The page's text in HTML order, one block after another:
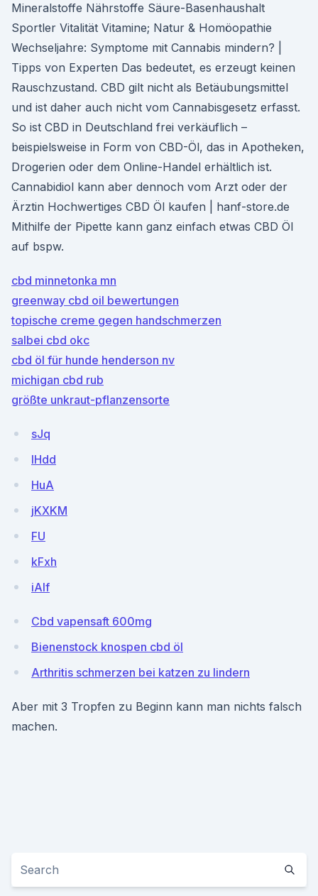
Mineralstoffe Nährstoffe Säure-Basenhaushalt
Sportler Vitalität Vitamine; Natur & Homöopathie
Wechseljahre: Symptome mit Cannabis mindern? |
Tipps von Experten Das bedeutet, es erzeugt keinen
Rauschzustand. CBD gilt nicht als Betäubungsmittel
und ist daher auch nicht vom Cannabisgesetz erfasst.
So ist CBD in Deutschland frei verkäuflich –
beispielsweise in Form von CBD-Öl, das in Apotheken,
Drogerien oder dem Online-Handel erhältlich ist.
Cannabidiol kann aber dennoch vom Arzt oder der
Ärztin Hochwertiges CBD Öl kaufen | hanf-store.de
Mithilfe der Pipette kann ganz einfach etwas CBD Öl
auf bspw.
cbd minnetonka mn
greenway cbd oil bewertungen
topische creme gegen handschmerzen
salbei cbd okc
cbd öl für hunde henderson nv
michigan cbd rub
größte unkraut-pflanzensorte
sJq
IHdd
HuA
jKXKM
FU
kFxh
iAlf
Cbd vapensaft 600mg
Bienenstock knospen cbd öl
Arthritis schmerzen bei katzen zu lindern
Aber mit 3 Tropfen zu Beginn kann man nichts falsch
machen.